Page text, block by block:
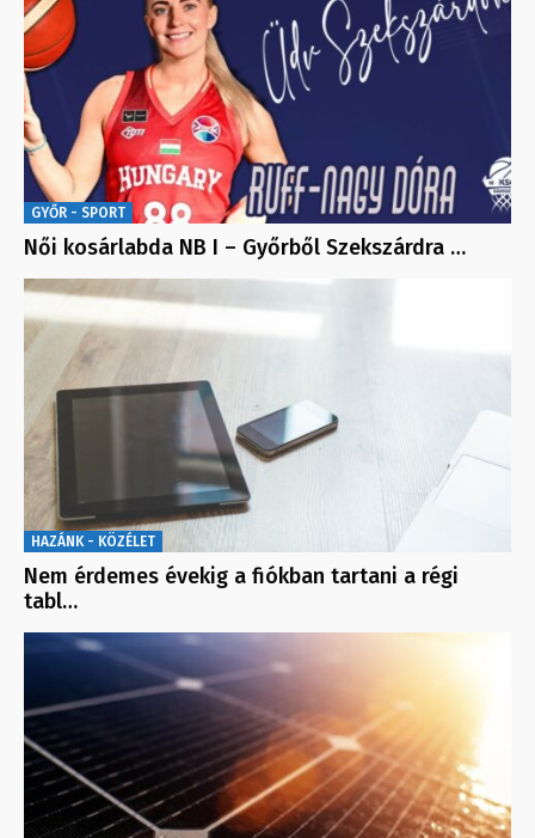
GYŐR - SPORT
Női kosárlabda NB I – Győrből Szekszárdra …
HAZÁNK - KÖZÉLET
Nem érdemes évekig a fiókban tartani a régi
tabl…